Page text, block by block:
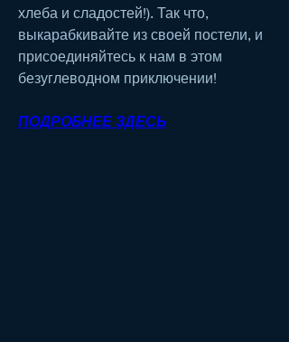
хлеба и сладостей!). Так что,
выкарабкивайте из своей постели, и
присоединяйтесь к нам в этом
безуглеводном приключении!
ПОДРОБНЕЕ ЗДЕСЬ